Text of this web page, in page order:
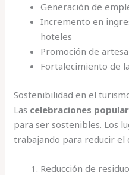
Generación de
Incremento en
hoteles
Promoción de
Fortalecimiento de
Sostenibilidad en el
Las celebraciones
para ser sostenibles. Los
trabajando para reducir el
Reducción de